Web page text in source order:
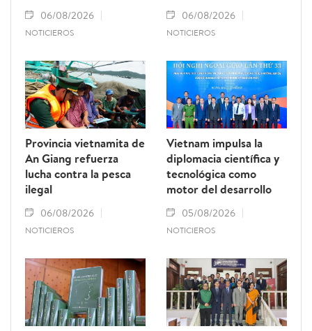
06/08/2026
NOTICIEROS
06/08/2026
NOTICIEROS
Provincia vietnamita de
An Giang refuerza
lucha contra la pesca
ilegal
06/08/2026
NOTICIEROS
Vietnam impulsa la
diplomacia científica y
tecnológica como
motor del desarrollo
05/08/2026
NOTICIEROS